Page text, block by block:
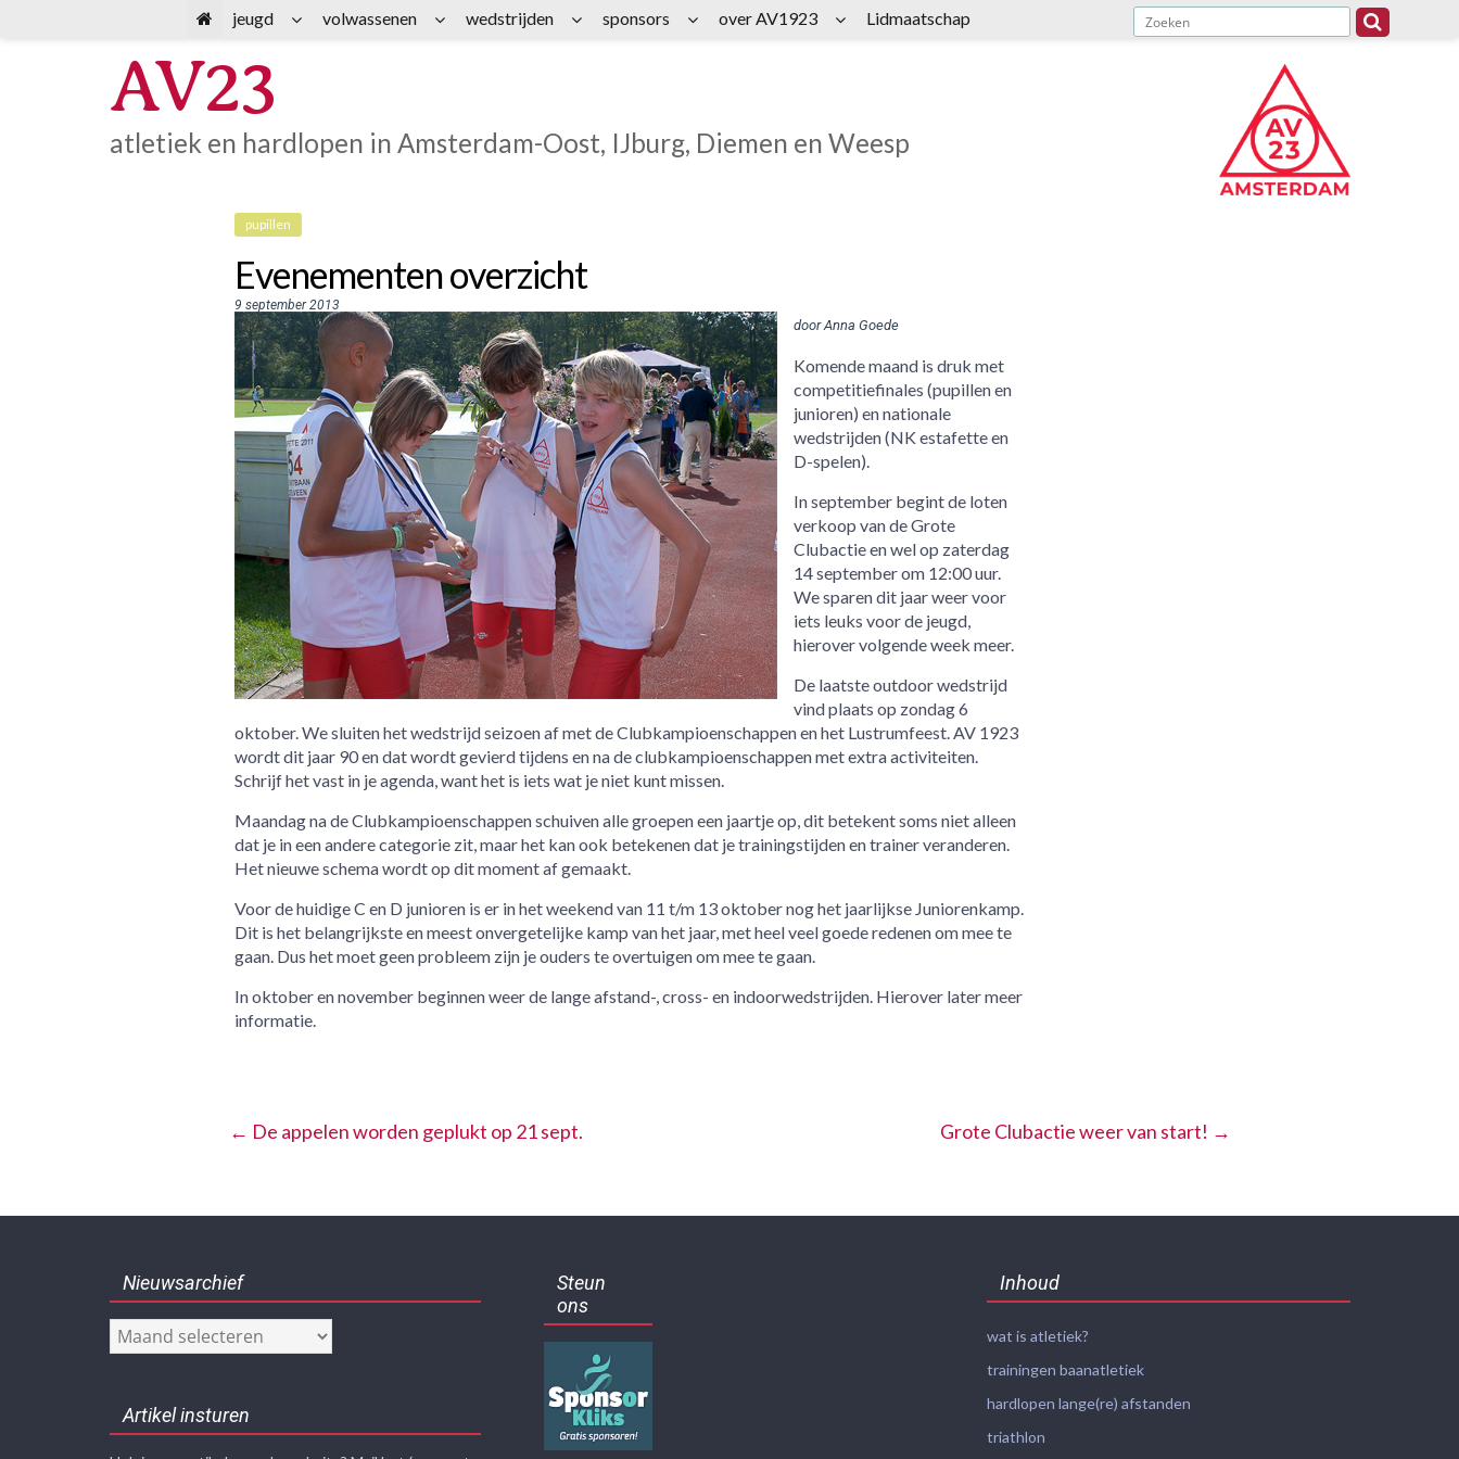
AV23
atletiek en hardlopen in Amsterdam-Oost, IJburg, Diemen en Weesp
pupillen
Evenementen overzicht
9 september 2013
door Anna Goede
Komende maand is druk met
competitiefinales (pupillen en
junioren) en nationale
wedstrijden (NK estafette en
D-spelen).
In september begint de loten
verkoop van de Grote
Clubactie en wel op zaterdag
14 september om 12:00 uur.
We sparen dit jaar weer voor
iets leuks voor de jeugd,
hierover volgende week meer.
De laatste outdoor wedstrijd
vind plaats op zondag 6
oktober. We sluiten het wedstrijd seizoen af met de Clubkampioenschappen en het Lustrumfeest. AV 1923
wordt dit jaar 90 en dat wordt gevierd tijdens en na de clubkampioenschappen met extra activiteiten.
Schrijf het vast in je agenda, want het is iets wat je niet kunt missen.
Maandag na de Clubkampioenschappen schuiven alle groepen een jaartje op, dit betekent soms niet alleen
dat je in een andere categorie zit, maar het kan ook betekenen dat je trainingstijden en trainer veranderen.
Het nieuwe schema wordt op dit moment af gemaakt.
Voor de huidige C en D junioren is er in het weekend van 11 t/m 13 oktober nog het jaarlijkse Juniorenkamp.
Dit is het belangrijkste en meest onvergetelijke kamp van het jaar, met heel veel goede redenen om mee te
gaan. Dus het moet geen probleem zijn je ouders te overtuigen om mee te gaan.
In oktober en november beginnen weer de lange afstand-, cross- en indoorwedstrijden. Hierover later meer
informatie.
← De appelen worden geplukt op 21 sept. Grote Clubactie weer van start! →
Nieuwsarchief
Nieuwsarchief
Artikel insturen
Steun
ons
Inhoud
wat is atletiek?
trainingen baanatletiek
hardlopen lange(re) afstanden
triathlon
jeugd volwassenen wedstrijden sponsors over AV1923 Lidmaatschap